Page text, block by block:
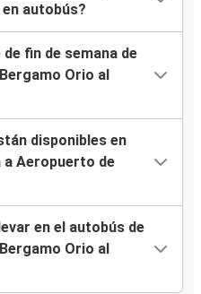
autobús?
fin de semana de
Orio al
disponibles en
a Aeropuerto de
en el autobús de
Orio al